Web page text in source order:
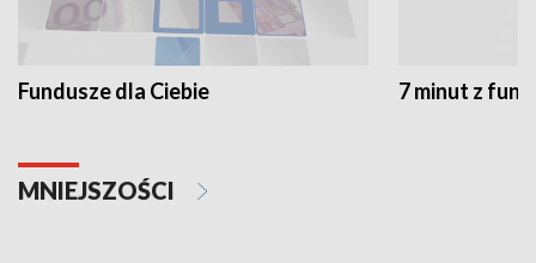
Fundusze dla Ciebie 7 minut z
MNIEJSZOŚCI